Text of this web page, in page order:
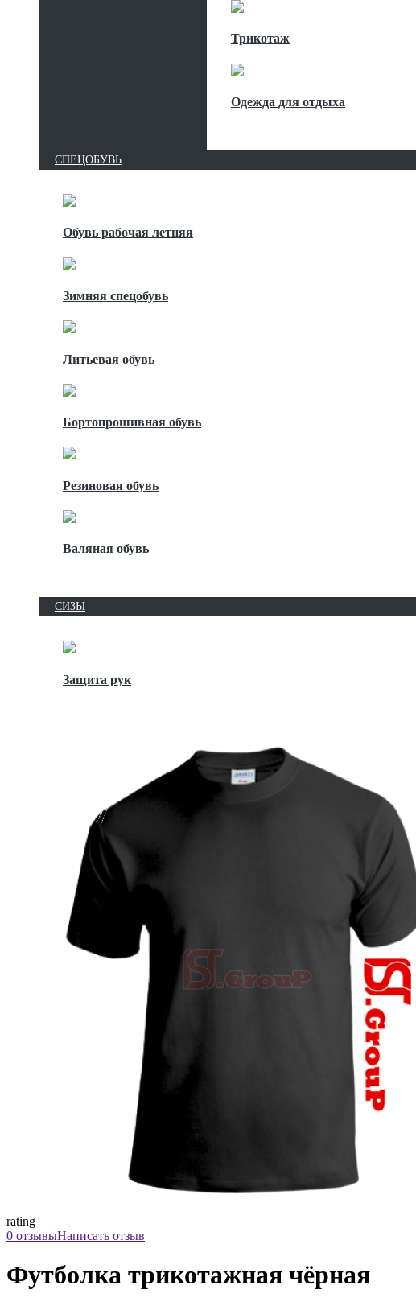
Трикотаж
Одежда для отдыха
СПЕЦОБУВЬ
Обувь рабочая летняя
Зимняя спецобувь
Литьевая обувь
Бортопрошивная обувь
Резиновая обувь
Валяная обувь
СИЗЫ
Защита рук
rating
0 отзывыНаписать отзыв
Футболка трикотажная чёрная